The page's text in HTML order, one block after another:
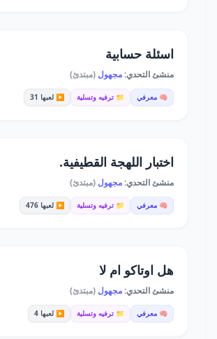
اسئلة حسابية
منشئ التحدي:مجهول (مبتدئ)
🧠 معرفي 📁 ترفيه وتسلية ▶️ لعبها 31
اختبار اللهجة القطيفية.
منشئ التحدي:مجهول (مبتدئ)
🧠 معرفي 📁 ترفيه وتسلية ▶️ لعبها 476
هل اوتاكو ام لا
منشئ التحدي:مجهول (مبتدئ)
🧠 معرفي 📁 ترفيه وتسلية ▶️ لعبها 4